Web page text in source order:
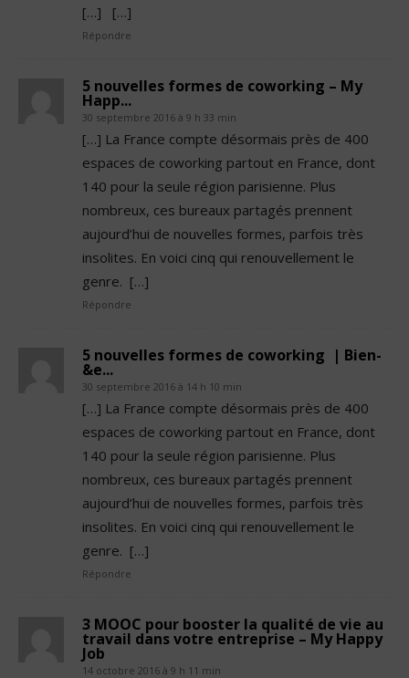
[…] […]
Répondre
5 nouvelles formes de coworking – My
Happ...
30 septembre 2016 à 9 h 33 min
[…] La France compte désormais près de 400
espaces de coworking partout en France, dont
140 pour la seule région parisienne. Plus
nombreux, ces bureaux partagés prennent
aujourd’hui de nouvelles formes, parfois très
insolites. En voici cinq qui renouvellement le
genre. […]
Répondre
5 nouvelles formes de coworking | Bien-
&e...
30 septembre 2016 à 14 h 10 min
[…] La France compte désormais près de 400
espaces de coworking partout en France, dont
140 pour la seule région parisienne. Plus
nombreux, ces bureaux partagés prennent
aujourd’hui de nouvelles formes, parfois très
insolites. En voici cinq qui renouvellement le
genre. […]
Répondre
3 MOOC pour booster la qualité de vie au
travail dans votre entreprise – My Happy
Job
14 octobre 2016 à 9 h 11 min